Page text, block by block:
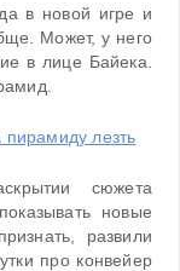
в новой игре и
Может, у него
в лице Байека.
сюжета
новые
развили
про конвейер